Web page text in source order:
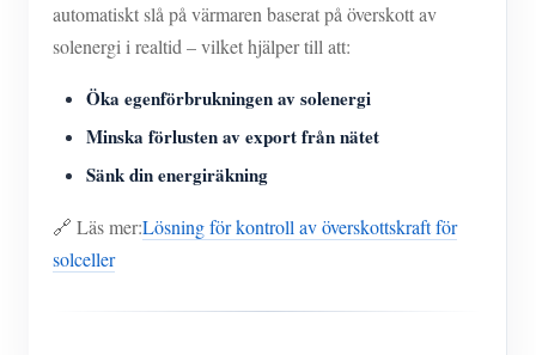
automatiskt slå på värmaren baserat på överskott av
solenergi i realtid – vilket hjälper till att:
Öka egenförbrukningen av solenergi
Minska förlusten av export från nätet
Sänk din energiräkning
🔗 Läs mer:Lösning för kontroll av överskottskraft för
solceller